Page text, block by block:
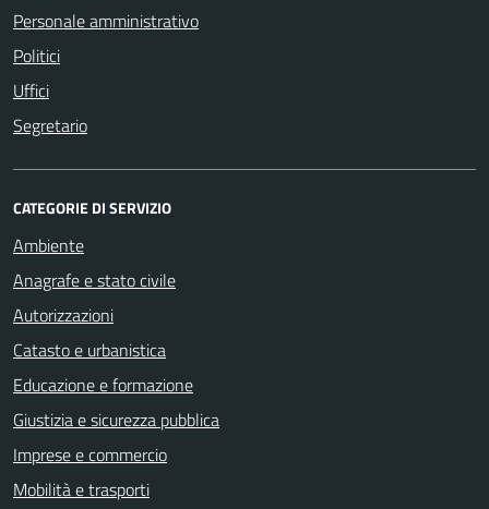
Personale amministrativo
Politici
Uffici
Segretario
CATEGORIE DI SERVIZIO
Ambiente
Anagrafe e stato civile
Autorizzazioni
Catasto e urbanistica
Educazione e formazione
Giustizia e sicurezza pubblica
Imprese e commercio
Mobilità e trasporti